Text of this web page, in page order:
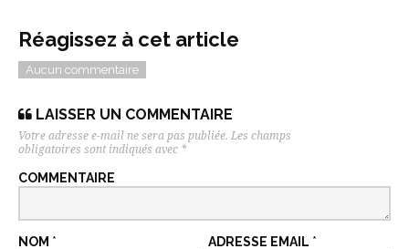
Réagissez à cet article
Aucun commentaire
LAISSER UN COMMENTAIRE
Votre adresse e-mail ne sera pas publiée. Les champs
obligatoires sont indiqués avec *
COMMENTAIRE
NOM * ADRESSE EMAIL *